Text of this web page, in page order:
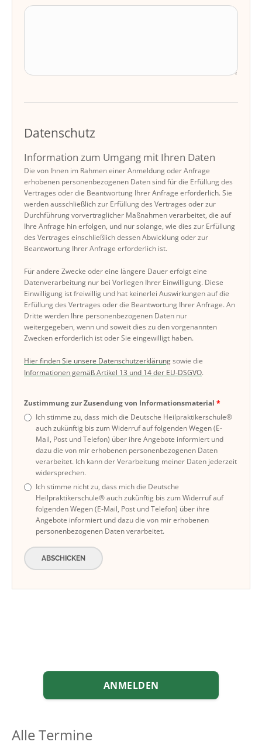
Datenschutz
Information zum Umgang mit Ihren Daten
Die von Ihnen im Rahmen einer Anmeldung oder Anfrage
erhobenen personenbezogenen Daten sind für die Erfüllung des
Vertrages oder die Beantwortung Ihrer Anfrage erforderlich. Sie
werden ausschließlich zur Erfüllung des Vertrages oder zur
Durchführung vorvertraglicher Maßnahmen verarbeitet, die auf
Ihre Anfrage hin erfolgen, und nur solange, wie dies zur Erfüllung
des Vertrages einschließlich dessen Abwicklung oder zur
Beantwortung Ihrer Anfrage erforderlich ist.
Für andere Zwecke oder eine längere Dauer erfolgt eine
Datenverarbeitung nur bei Vorliegen Ihrer Einwilligung. Diese
Einwilligung ist freiwillig und hat keinerlei Auswirkungen auf die
Erfüllung des Vertrages oder die Beantwortung Ihrer Anfrage. An
Dritte werden Ihre personenbezogenen Daten nur
weitergegeben, wenn und soweit dies zu den vorgenannten
Zwecken erforderlich ist oder Sie eingewilligt haben.
Hier finden Sie unsere Datenschutzerklärungsowie die
Informationen gemäß Artikel 13 und 14 der EU-DSGVO.
Zustimmung zur Zusendung von Informationsmaterial
Ich stimme zu, dass mich die Deutsche Heilpraktikerschule®
auch zukünftig bis zum Widerruf auf folgenden Wegen (E-
Mail, Post und Telefon) über ihre Angebote informiert und
dazu die von mir erhobenen personenbezogenen Daten
verarbeitet. Ich kann der Verarbeitung meiner Daten jederzeit
widersprechen.
Ich stimme nicht zu, dass mich die Deutsche
Heilpraktikerschule® auch zukünftig bis zum Widerruf auf
folgenden Wegen (E-Mail, Post und Telefon) über ihre
Angebote informiert und dazu die von mir erhobenen
personenbezogenen Daten verarbeitet.
ABSCHICKEN
ANMELDEN
Alle Termine